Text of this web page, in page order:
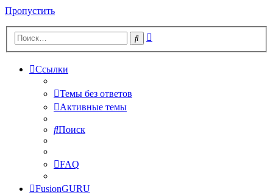
Пропустить
Поиск
Ссылки
Темы без ответов
Активные темы
Поиск
FAQ
FusionGURU